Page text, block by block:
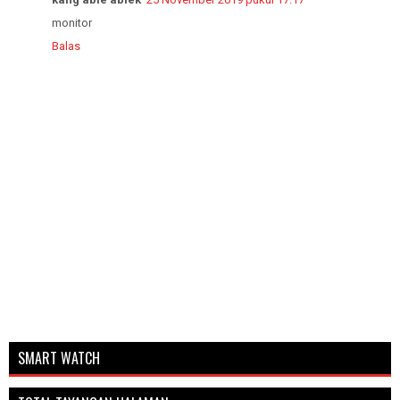
monitor
Balas
SMART WATCH